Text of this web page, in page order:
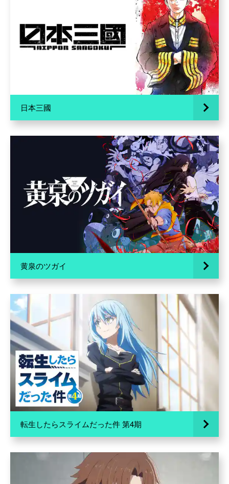
日本三國
黄泉のツガイ
転生したらスライムだった件 第4期